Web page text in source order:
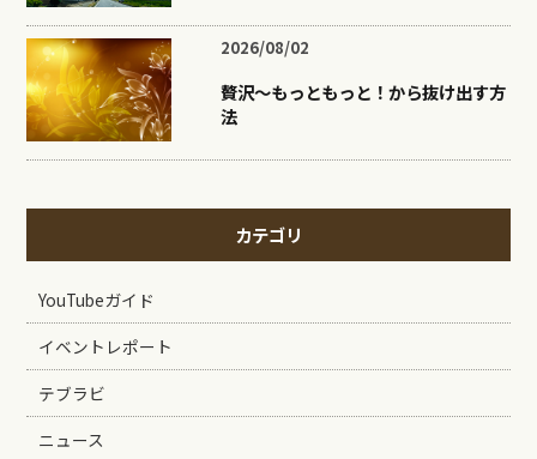
2026/08/02
贅沢〜もっともっと！から抜け出す方
法
カテゴリ
YouTubeガイド
イベントレポート
テブラビ
ニュース